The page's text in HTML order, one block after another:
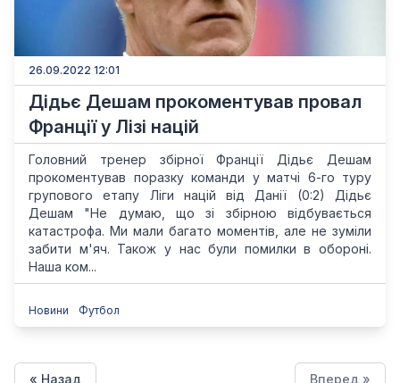
26.09.2022 12:01
Дідьє Дешам прокоментував провал
Франції у Лізі націй
Головний тренер збірної Франції Дідьє Дешам
прокоментував поразку команди у матчі 6-го туру
групового етапу Ліги націй від Данії (0:2) Дідьє
Дешам "Не думаю, що зі збірною відбувається
катастрофа. Ми мали багато моментів, але не зуміли
забити м'яч. Також у нас були помилки в обороні.
Наша ком...
Новини Футбол
« Назад Вперед »